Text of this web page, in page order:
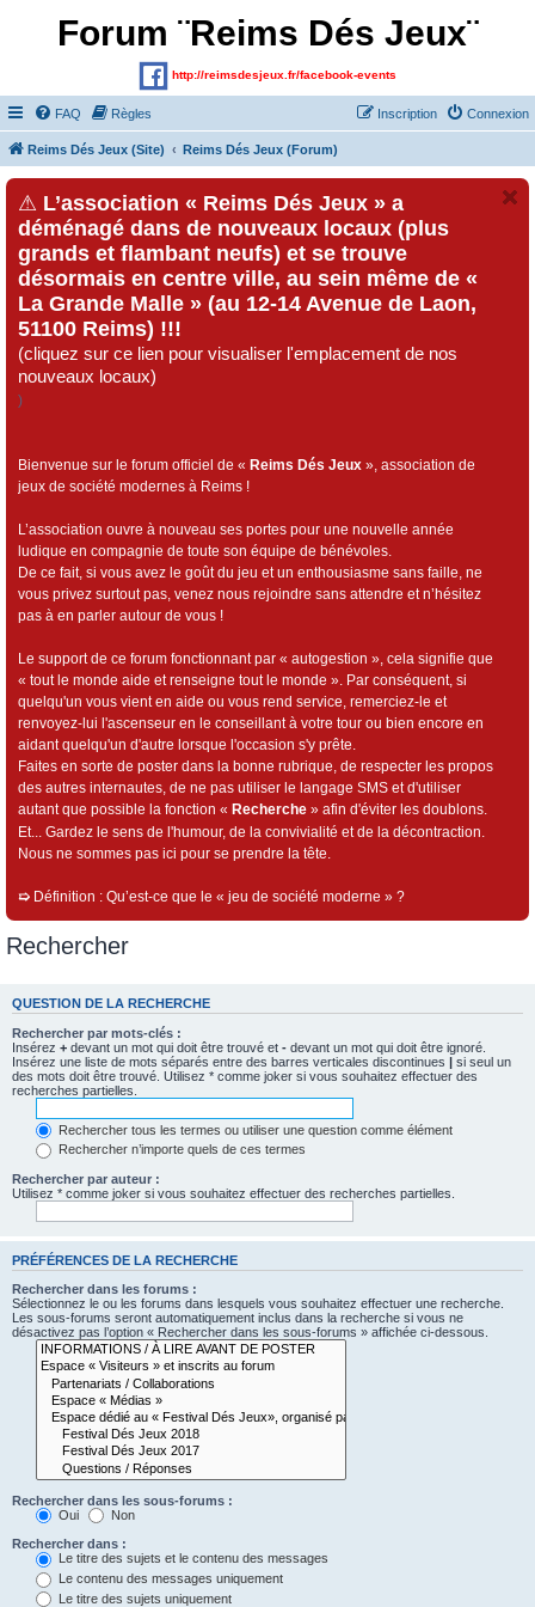
Forum ¨Reims Dés Jeux¨
http://reimsdesjeux.fr/facebook-events
FAQ Règles Connexion
Inscription
Reims Dés Jeux (Site) Reims Dés Jeux (Forum)
⚠ L’association « Reims Dés Jeux » a
déménagé dans de nouveaux locaux (plus
grands et flambant neufs) et se trouve
désormais en centre ville, au sein même de «
La Grande Malle » (au 12-14 Avenue de Laon,
51100 Reims) !!!
(cliquez sur ce lien pour visualiser l'emplacement de nos
nouveaux locaux)
)
Bienvenue sur le forum officiel de « Reims Dés Jeux », association de
jeux de société modernes à Reims !
L’association ouvre à nouveau ses portes pour une nouvelle année
ludique en compagnie de toute son équipe de bénévoles.
De ce fait, si vous avez le goût du jeu et un enthousiasme sans faille, ne
vous privez surtout pas, venez nous rejoindre sans attendre et n’hésitez
pas à en parler autour de vous !
Le support de ce forum fonctionnant par « autogestion », cela signifie que
« tout le monde aide et renseigne tout le monde ». Par conséquent, si
quelqu'un vous vient en aide ou vous rend service, remerciez-le et
renvoyez-lui l'ascenseur en le conseillant à votre tour ou bien encore en
aidant quelqu'un d'autre lorsque l'occasion s'y prête.
Faites en sorte de poster dans la bonne rubrique, de respecter les propos
des autres internautes, de ne pas utiliser le langage SMS et d'utiliser
autant que possible la fonction « Recherche » afin d'éviter les doublons.
Et... Gardez le sens de l'humour, de la convivialité et de la décontraction.
Nous ne sommes pas ici pour se prendre la tête.
➯ Définition : Qu’est-ce que le « jeu de société moderne » ?
Rechercher
QUESTION DE LA RECHERCHE
Rechercher par mots-clés :
Insérez + devant un mot qui doit être trouvé et - devant un mot qui doit être ignoré.
Insérez une liste de mots séparés entre des barres verticales discontinues | si seul un
des mots doit être trouvé. Utilisez * comme joker si vous souhaitez effectuer des
recherches partielles.
Rechercher tous les termes ou utiliser une question comme élément
Rechercher n’importe quels de ces termes
Rechercher par auteur :
Utilisez * comme joker si vous souhaitez effectuer des recherches partielles.
PRÉFÉRENCES DE LA RECHERCHE
Rechercher dans les forums :
Sélectionnez le ou les forums dans lesquels vous souhaitez effectuer une recherche.
Les sous-forums seront automatiquement inclus dans la recherche si vous ne
désactivez pas l’option « Rechercher dans les sous-forums » affichée ci-dessous.
Rechercher dans les sous-forums :
Oui
Non
Rechercher dans :
Le titre des sujets et le contenu des messages
Le contenu des messages uniquement
Le titre des sujets uniquement